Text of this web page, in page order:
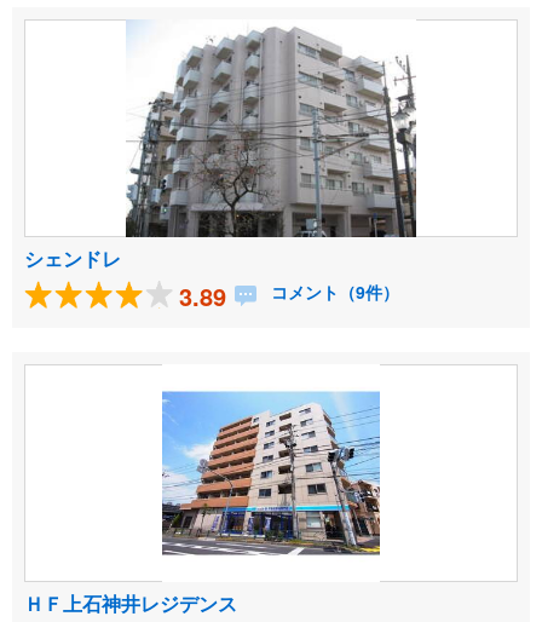
シェンドレ
3.89 コメント（9件）
ＨＦ上石神井レジデンス